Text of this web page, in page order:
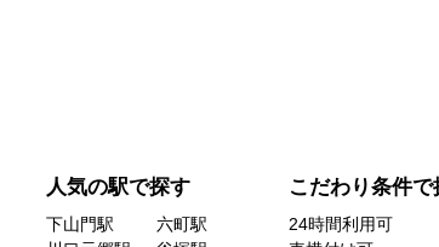
人気の駅で探す
下山門駅
六町駅
こだわり条件で
24時間利用可